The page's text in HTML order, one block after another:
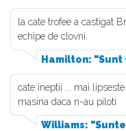
la cate trofee a castigat
echipe de clovni.
Hamilton:
cate ineptii ... mai
masina daca n-au piloti
Williams: